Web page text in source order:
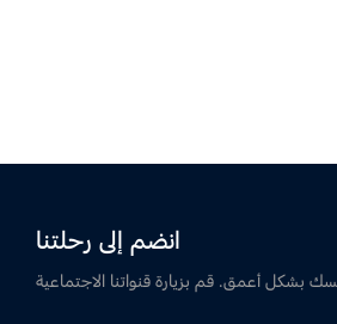
انضم إلى رحلتنا
بشكل أعمق. قم بزيارة قنواتنا الاجتماعية